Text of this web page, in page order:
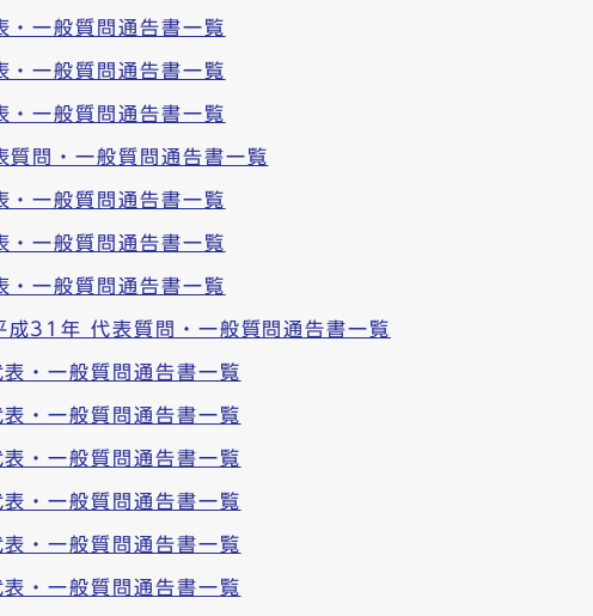
・一般質問通告書一覧
・一般質問通告書一覧
・一般質問通告書一覧
質問・一般質問通告書一覧
・一般質問通告書一覧
・一般質問通告書一覧
・一般質問通告書一覧
成31年 代表質問・一般質問通告書一覧
・一般質問通告書一覧
・一般質問通告書一覧
・一般質問通告書一覧
・一般質問通告書一覧
・一般質問通告書一覧
・一般質問通告書一覧